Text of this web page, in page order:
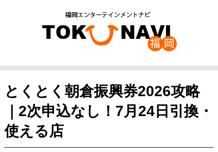
とくとく朝倉振興券2026攻略
｜2次申込なし！7月24日引換・
使える店